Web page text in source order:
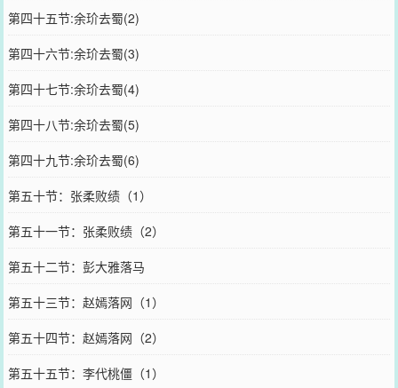
第四十五节:余玠去蜀(2)
第四十六节:余玠去蜀(3)
第四十七节:余玠去蜀(4)
第四十八节:余玠去蜀(5)
第四十九节:余玠去蜀(6)
第五十节：张柔败绩（1）
第五十一节：张柔败绩（2）
第五十二节：彭大雅落马
第五十三节：赵嫣落网（1）
第五十四节：赵嫣落网（2）
第五十五节：李代桃僵（1）